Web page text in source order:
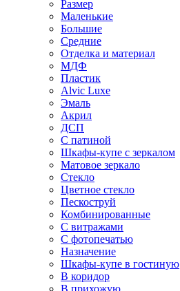
Размер
Маленькие
Большие
Средние
Отделка и материал
МДФ
Пластик
Alvic Luxe
Эмаль
Акрил
ДСП
С патиной
Шкафы-купе с зеркалом
Матовое зеркало
Стекло
Цветное стекло
Пескоструй
Комбинированные
С витражами
С фотопечатью
Назначение
Шкафы-купе в гостиную
В коридор
В прихожую